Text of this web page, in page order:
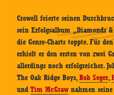
Crowell feierte seinen
sein Erfolgsalbum „Diamonds
die Genre-Charts toppte. Für
erhielt er den ersten von zwei
allerdings noch erfolgreicher.
The Oak Ridge Boys,Bob Seger,
undTim McGraw nahmen